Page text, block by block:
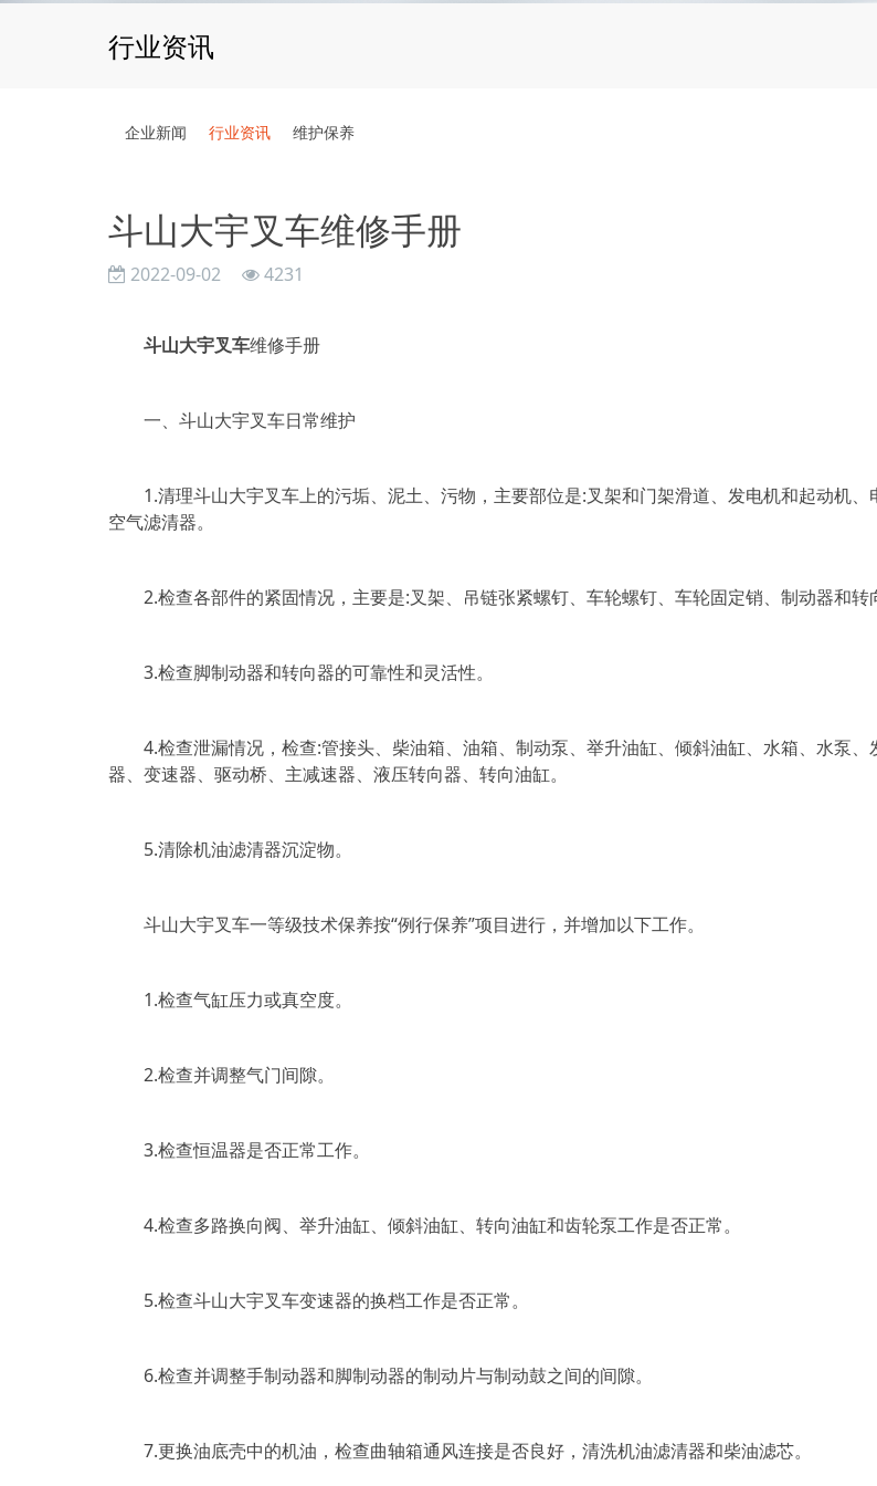
行业资讯
企业新闻 行业资讯 维护保养
斗山大宇叉车维修手册
2022-09-02 4231
斗山大宇叉车维修手册
一、斗山大宇叉车日常维护
1.清理斗山大宇叉车上的污垢、泥土、污物，主要部位是:叉架和门架滑道、发电机和起动机、
空气滤清器。
2.检查各部件的紧固情况，主要是:叉架、吊链张紧螺钉、车轮螺钉、车轮固定销、制动器和转
3.检查脚制动器和转向器的可靠性和灵活性。
4.检查泄漏情况，检查:管接头、柴油箱、油箱、制动泵、举升油缸、倾斜油缸、水箱、水泵、
器、变速器、驱动桥、主减速器、液压转向器、转向油缸。
5.清除机油滤清器沉淀物。
斗山大宇叉车一等级技术保养按“例行保养”项目进行，并增加以下工作。
1.检查气缸压力或真空度。
2.检查并调整气门间隙。
3.检查恒温器是否正常工作。
4.检查多路换向阀、举升油缸、倾斜油缸、转向油缸和齿轮泵工作是否正常。
5.检查斗山大宇叉车变速器的换档工作是否正常。
6.检查并调整手制动器和脚制动器的制动片与制动鼓之间的间隙。
7.更换油底壳中的机油，检查曲轴箱通风连接是否良好，清洗机油滤清器和柴油滤芯。